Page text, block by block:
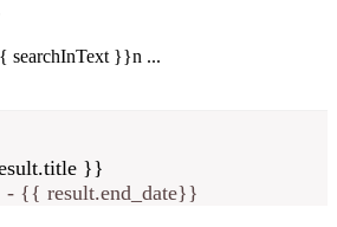
searchInText }}n ...
}}
{{ result.end_date}}